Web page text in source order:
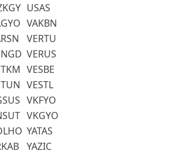
USAS
VAKBN
VERTU
VERUS
VESBE
VESTL
VKFYO
VKGYO
YATAS
YAZIC